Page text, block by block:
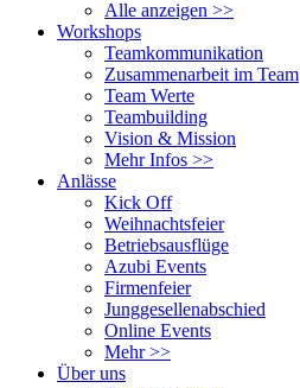
Alle anzeigen >>
Workshops
Teamkommunikation
Zusammenarbeit im Team
Team Werte
Teambuilding
Vision & Mission
Mehr Infos >>
Anlässe
Kick Off
Weihnachtsfeier
Betriebsausflüge
Azubi Events
Firmenfeier
Junggesellenabschied
Online Events
Mehr >>
Über uns